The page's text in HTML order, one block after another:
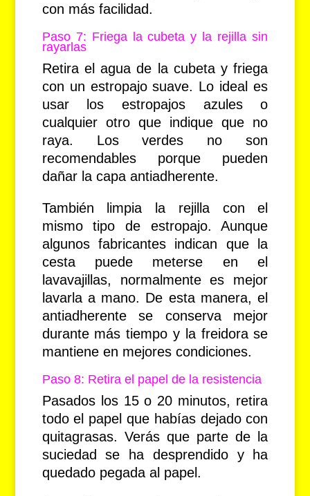
con más facilidad.
Paso 7: Friega la cubeta y la rejilla sin
rayarlas
Retira el agua de la cubeta y friega
con un estropajo suave. Lo ideal es
usar los estropajos azules o
cualquier otro que indique que no
raya. Los verdes no son
recomendables porque pueden
dañar la capa antiadherente.
También limpia la rejilla con el
mismo tipo de estropajo. Aunque
algunos fabricantes indican que la
cesta puede meterse en el
lavavajillas, normalmente es mejor
lavarla a mano. De esta manera, el
antiadherente se conserva mejor
durante más tiempo y la freidora se
mantiene en mejores condiciones.
Paso 8: Retira el papel de la resistencia
Pasados los 15 o 20 minutos, retira
todo el papel que habías dejado con
quitagrasas. Verás que parte de la
suciedad se ha desprendido y ha
quedado pegada al papel.